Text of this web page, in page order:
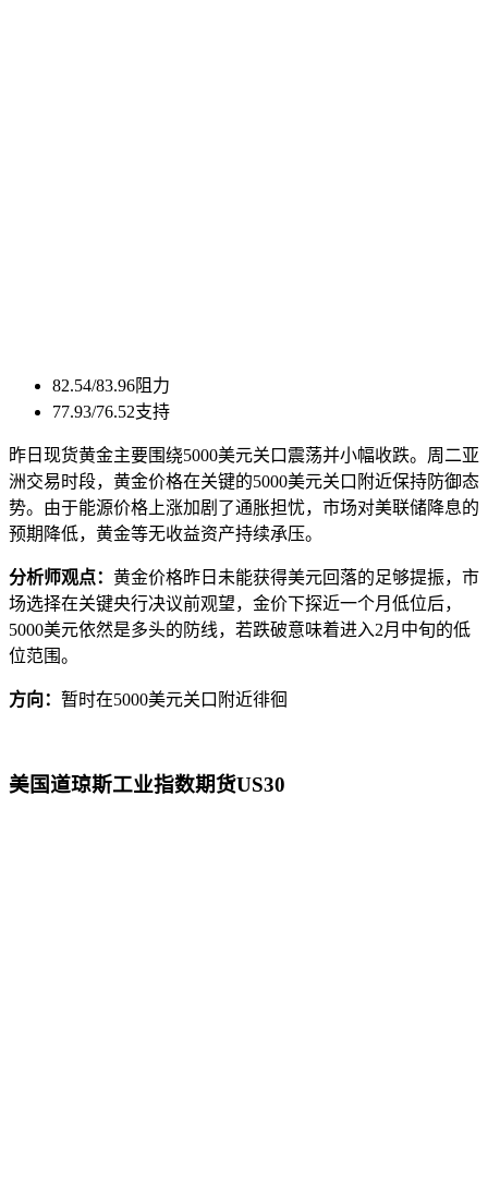
82.54/83.96阻力
77.93/76.52支持
昨日现货黄金主要围绕5000美元关口震荡并小幅收跌。周二亚
洲交易时段，黄金价格在关键的5000美元关口附近保持防御态
势。由于能源价格上涨加剧了通胀担忧，市场对美联储降息的
预期降低，黄金等无收益资产持续承压。
分析师观点： 黄金价格昨日未能获得美元回落的足够提振，市
场选择在关键央行决议前观望，金价下探近一个月低位后，
5000美元依然是多头的防线，若跌破意味着进入2月中旬的低
位范围。
方向： 暂时在5000美元关口附近徘徊
美国道琼斯工业指数期货US30